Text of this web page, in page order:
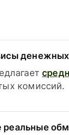
комиссий.
реальные